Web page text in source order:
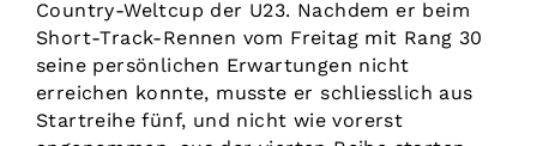
Country-Weltcup der U23. Nachdem er beim
Short-Track-Rennen vom Freitag mit Rang 30
seine persönlichen Erwartungen nicht
erreichen konnte, musste er schliesslich aus
Startreihe fünf, und nicht wie vorerst